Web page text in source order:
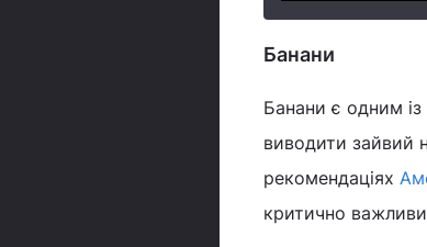
Банани
Банани є одним
виводити зайвий
рекомендаціях
критично